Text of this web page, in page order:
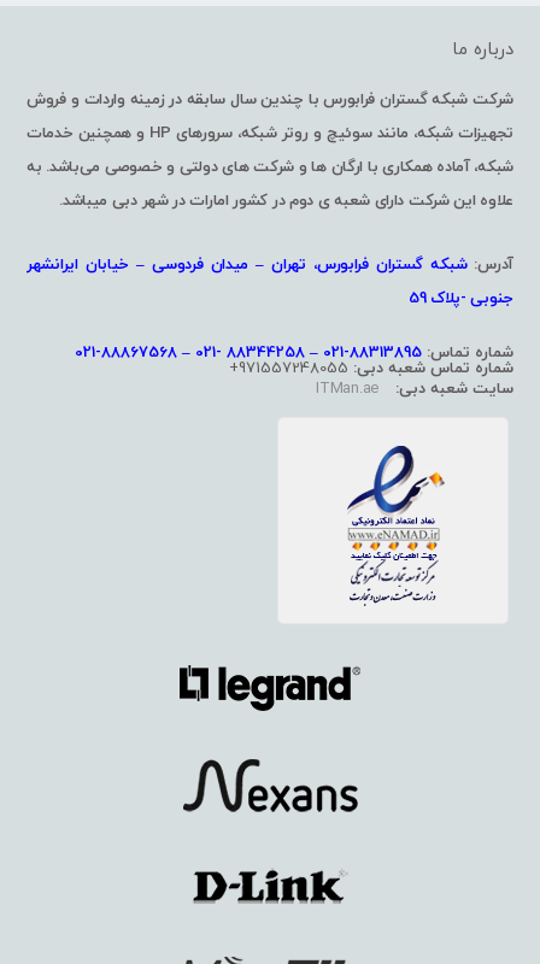
درباره ما
شرکت شبکه گستران فرابورس با چندین سال سابقه در زمینه واردات و فروش
تجهیزات شبکه، مانند سوئیچ و روتر شبکه، سرورهای HP و همچنین خدمات
شبکه، آماده همکاری با ارگان ها و شرکت های دولتی و خصوصی می‌باشد. به
علاوه این شرکت دارای شعبه ی دوم در کشور امارات در شهر دبی میباشد.
آدرس:شبکه گستران فرابورس، تهران – میدان فردوسی – خیابان ایرانشهر
جنوبی -پلاک 59
شماره تماس: 88313895-021 – 88344258 -021 – 88867568-021
شماره تماس شعبه دبی:
سایت شعبه دبی: ITMan.ae